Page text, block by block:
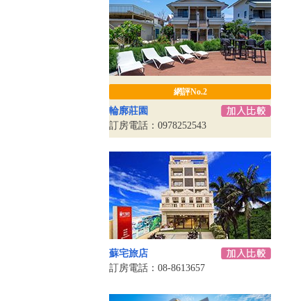
網評No.2
輪廓莊園
訂房電話：0978252543
蘇宅旅店
訂房電話：08-8613657